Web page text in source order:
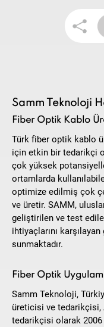
Samm Teknoloji
Fiber Optik Kablo
Türk fiber optik kablo
için etkin bir tedarikçi
çok yüksek
ortamlarda
optimize edilmiş çok
ve üretir. SAMM,
geliştirilen ve test
ihtiyaçlarını
sunmaktadır.
Fiber Optik
Samm Teknoloji,
üreticisi ve tedarikçisi,
tedarikçisi olarak 2006